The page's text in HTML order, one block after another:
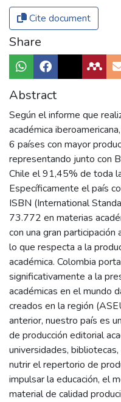
Cite document
Share
Abstract
Según el informe que
académica
6 países con mayor
representando junto con
Chile el 91,45% de toda
Específicamente el país
ISBN (International
73.772 en materias
con una gran
lo que respecta a la
académica. Colombia
significativamente a la
académicas en el mundo
creados en la región
anterior, nuestro país es
de producción editorial
universidades,
nutrir el repertorio de
impulsar la educación, el
material de calidad